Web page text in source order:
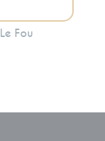
Le Fou